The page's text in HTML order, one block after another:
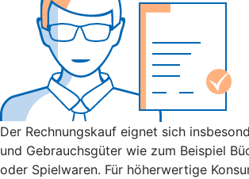
Der Rechnungskauf eignet sich
und Gebrauchsgüter wie zum Beispiel
oder Spielwaren. Für höherwertige